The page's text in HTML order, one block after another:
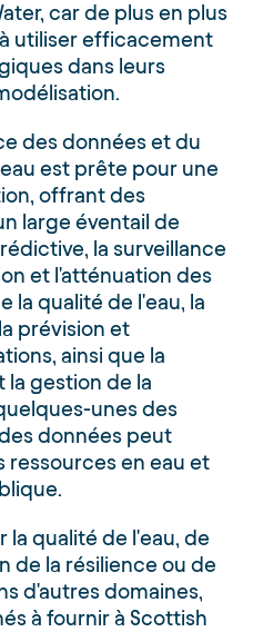
car de plus en plus
utiliser efficacement
dans leurs
des données et du
est prête pour une
offrant des
large éventail de
la surveillance
et l'atténuation des
la qualité de l'eau, la
prévision et
ainsi que la
la gestion de la
unes des
données peut
ressources en eau et
la qualité de l'eau, de
de la résilience ou de
d'autres domaines,
à fournir à Scottish